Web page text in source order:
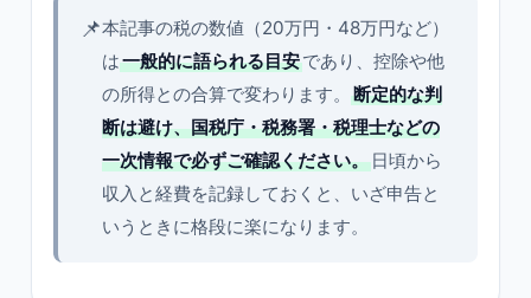
📌本記事の税の数値（20万円・48万円など）
は一般的に語られる目安であり、控除や他
の所得との合算で変わります。
断定的な判
断は避け、国税庁・税務署・税理士などの
一次情報で必ずご確認ください。 日頃から
収入と経費を記録しておくと、いざ申告と
いうときに格段に楽になります。